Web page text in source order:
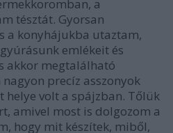
a
tésztát. Gyorsan
a konyhájukba utaztam,
emlékeit és
akkor megtalálható
precíz asszonyok
helye volt a spájzban. Tőlük
amivel most is dolgozom a
hogy mit készítek, miből,